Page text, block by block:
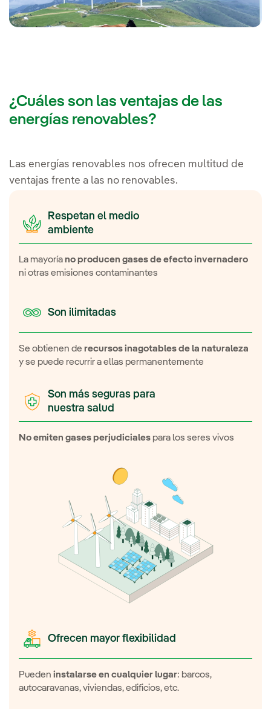
¿Cuáles son las ventajas de las
energías renovables?
Las energías renovables nos ofrecen multitud de
ventajas frente a las no renovables.
Respetan el medio
ambiente
La mayoríano producen gases de efecto invernadero
ni otras emisiones contaminantes
Son ilimitadas
Se obtienen de recursos inagotables de la naturaleza
y se puede recurrir a ellas permanentemente
Son más seguras para
nuestra salud
No emiten gases perjudiciales para los seres vivos
Ofrecen mayor flexibilidad
Pueden instalarse en cualquier lugar: barcos,
autocaravanas, viviendas, edificios, etc.